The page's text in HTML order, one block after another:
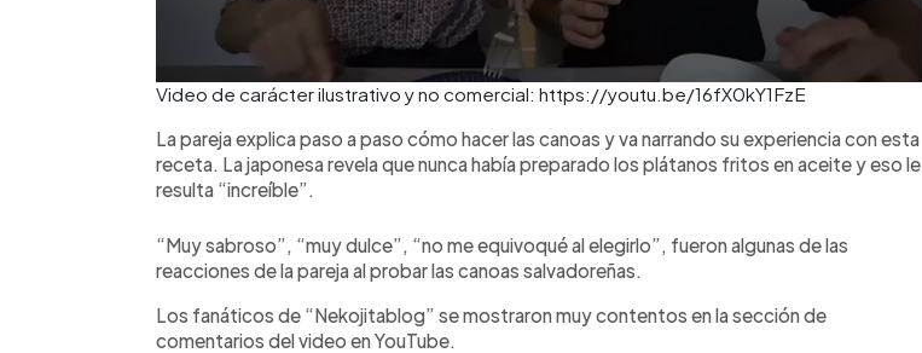
Video de carácter ilustrativo y no comercial: https://youtu.be/16fX0kY1FzE
La pareja explica paso a paso cómo hacer las canoas y va narrando su experiencia con esta
receta. La japonesa revela que nunca había preparado los plátanos fritos en aceite y eso le
resulta “increíble”.
“Muy sabroso”, “muy dulce”, “no me equivoqué al elegirlo”, fueron algunas de las
reacciones de la pareja al probar las canoas salvadoreñas.
Los fanáticos de “Nekojitablog” se mostraron muy contentos en la sección de
comentarios del video en YouTube.